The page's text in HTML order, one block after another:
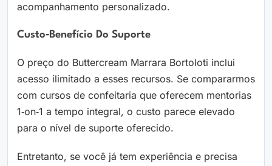
acompanhamento personalizado.
Custo‑benefício Do Suporte
O preço do Buttercream Marrara Bortoloti inclui
acesso ilimitado a esses recursos. Se compararmos
com cursos de confeitaria que oferecem mentorias
1‑on‑1 a tempo integral, o custo parece elevado
para o nível de suporte oferecido.
Entretanto, se você já tem experiência e precisa